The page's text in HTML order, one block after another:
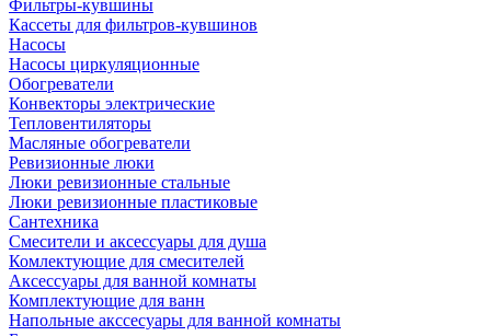
Фильтры-кувшины
Кассеты для фильтров-кувшинов
Насосы
Насосы циркуляционные
Обогреватели
Конвекторы электрические
Тепловентиляторы
Масляные обогреватели
Ревизионные люки
Люки ревизионные стальные
Люки ревизионные пластиковые
Сантехника
Смесители и аксессуары для душа
Комлектующие для смесителей
Аксессуары для ванной комнаты
Комплектующие для ванн
Напольные акссесуары для ванной комнаты